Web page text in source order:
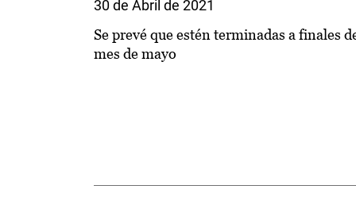
30 de Abril de 2021
Se prevé que estén terminadas a finales
mes de mayo